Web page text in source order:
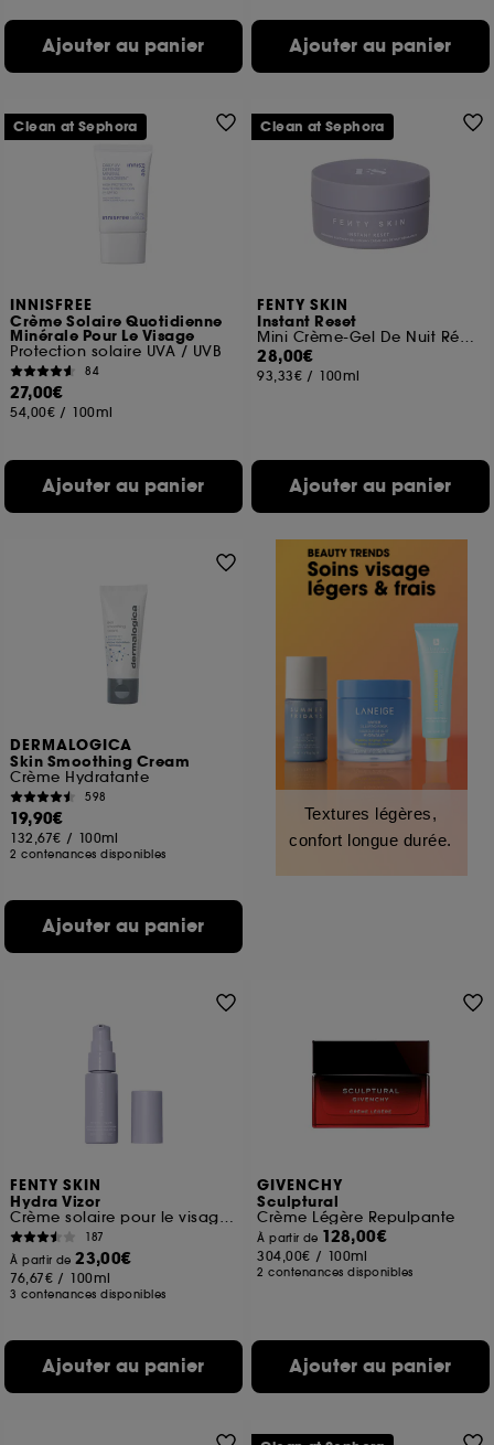
Ajouter au panier Ajouter au panier
INNISFREE
Crème Solaire Quotidienne
Minérale Pour Le Visage
Protection solaire UVA / UVB
84
27,00€
54,00€ / 100ml
Ajouter au panier
Clean at Sephora
FENTY SKIN
Instant Reset
Mini Crème-Gel De Nuit Réparatrice A La Niacinamide
28,00€
93,33€ / 100ml
Ajouter au panier
Clean at Sephora
DERMALOGICA
Skin Smoothing Cream
Crème Hydratante
598
19,90€
132,67€ / 100ml
2 contenances disponibles
Ajouter au panier
Textures légères,
confort longue durée.
FENTY SKIN
Hydra Vizor
Crème solaire pour le visage à la niacinamide avec SPF 30 minéral
187
À partir de23,00€
76,67€ / 100ml
3 contenances disponibles
Ajouter au panier
GIVENCHY
Sculptural
Crème Légère Repulpante
À partir de 128,00€
304,00€ / 100ml
2 contenances disponibles
Ajouter au panier